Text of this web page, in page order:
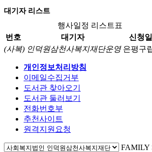
대기자 리스트
행사일정 리스트표
번호
대기자 신청일
(사복) 인덕원삼천사복지재단운영은평구
개인정보처리방침
이메일수집거부
도서관 찾아오기
도서관 둘러보기
전화번호부
추천사이트
원격지원요청
FAMILY